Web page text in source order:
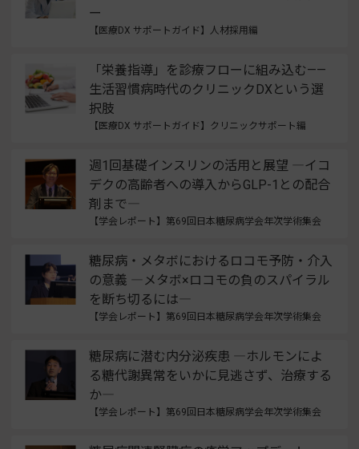
ー
【医療DX サポートガイド】人材採用編
「栄養指導」を診療フローに組み込む——
生活習慣病時代のクリニックDXという選
択肢
【医療DX サポートガイド】クリニックサポート編
週1回基礎インスリンの活用と展望 ―イコ
デクの高齢者への導入からGLP-1との配合
剤まで―
【学会レポート】第69回日本糖尿病学会年次学術集会
糖尿病・メタボにおけるロコモ予防・介入
の意義 ―メタボ×ロコモの負のスパイラル
を断ち切るには―
【学会レポート】第69回日本糖尿病学会年次学術集会
糖尿病に潜む内分泌疾患 ―ホルモンによ
る糖代謝異常をいかに見逃さず、治療する
か―
【学会レポート】第69回日本糖尿病学会年次学術集会